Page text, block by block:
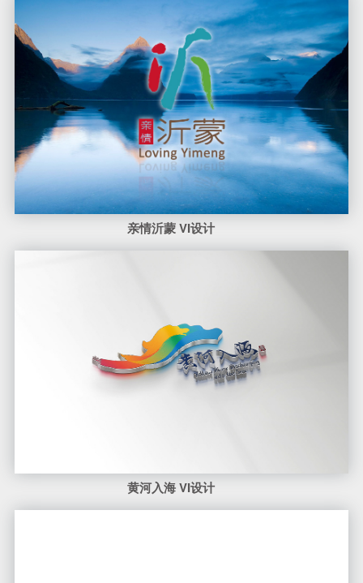
亲情沂蒙 VI设计
黄河入海 VI设计